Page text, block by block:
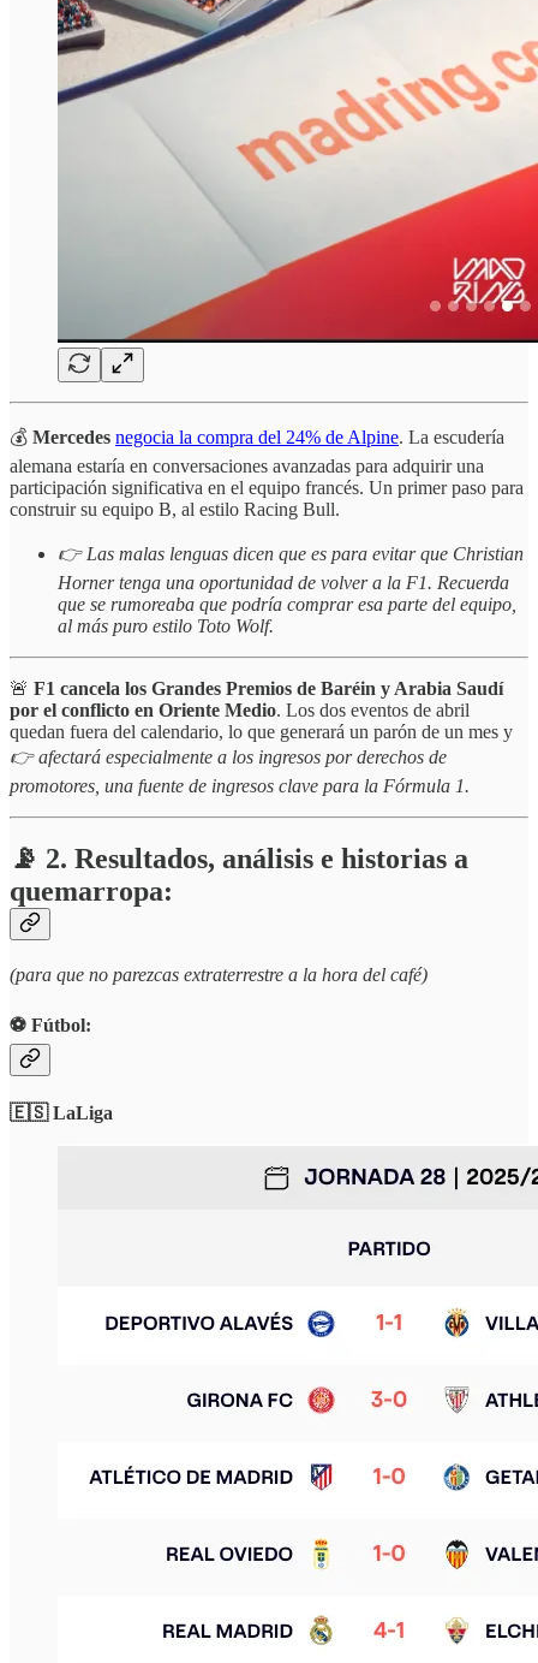
💰 Mercedes negocia la compra del 24% de Alpine. La escudería
alemana estaría en conversaciones avanzadas para adquirir una
participación significativa en el equipo francés. Un primer paso para
construir su equipo B, al estilo Racing Bull.
👉 Las malas lenguas dicen que es para evitar que Christian
Horner tenga una oportunidad de volver a la F1. Recuerda
que se rumoreaba que podría comprar esa parte del equipo,
al más puro estilo Toto Wolf.
🚨 F1 cancela los Grandes Premios de Baréin y Arabia Saudí
por el conflicto en Oriente Medio. Los dos eventos de abril
quedan fuera del calendario, lo que generará un parón de un mes y
👉 afectará especialmente a los ingresos por derechos de
promotores, una fuente de ingresos clave para la Fórmula 1.
📡 2. Resultados, análisis e historias a
quemarropa:
(para que no parezcas extraterrestre a la hora del café)
⚽️ Fútbol:
🇪🇸 LaLiga